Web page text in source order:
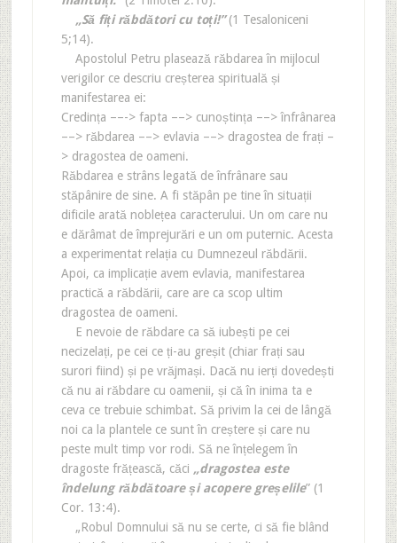
„Să fiți răbdători cu toți!”(1 Tesaloniceni
5;14).
Apostolul Petru plasează răbdarea în mijlocul
verigilor ce descriu creșterea spirituală și
manifestarea ei:
Credința ––-> fapta ––> cunoștința ––> înfrânarea
––> răbdarea ––> evlavia ––> dragostea de frați –
> dragostea de oameni.
Răbdarea e strâns legată de înfrânare sau
stăpânire de sine. A fi stăpân pe tine în situații
dificile arată noblețea caracterului. Un om care nu
e dărâmat de împrejurări e un om puternic. Acesta
a experimentat relația cu Dumnezeul răbdării.
Apoi, ca implicație avem evlavia, manifestarea
practică a răbdării, care are ca scop ultim
dragostea de oameni.
E nevoie de răbdare ca să iubești pe cei
necizelați, pe cei ce ți-au greșit (chiar frați sau
surori fiind) și pe vrăjmași. Dacă nu ierți dovedești
că nu ai răbdare cu oamenii, și că în inima ta e
ceva ce trebuie schimbat. Să privim la cei de lângă
noi ca la plantele ce sunt în creștere și care nu
peste mult timp vor rodi. Să ne înțelegem în
dragoste frățească, căci „dragostea este
îndelung răbdătoare și acopere greșelile” (1
Cor. 13:4).
„Robul Domnului să nu se certe, ci să fie blând